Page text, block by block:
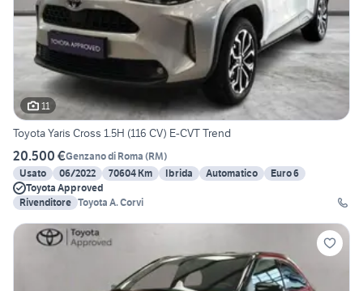
11
Toyota Yaris Cross 1.5H (116 CV) E-CVT Trend
20.500 €Genzano di Roma (RM)
Usato
06/2022 70604 Km Ibrida Automatico
Euro 6
Toyota Approved
Rivenditore Toyota A. Corvi